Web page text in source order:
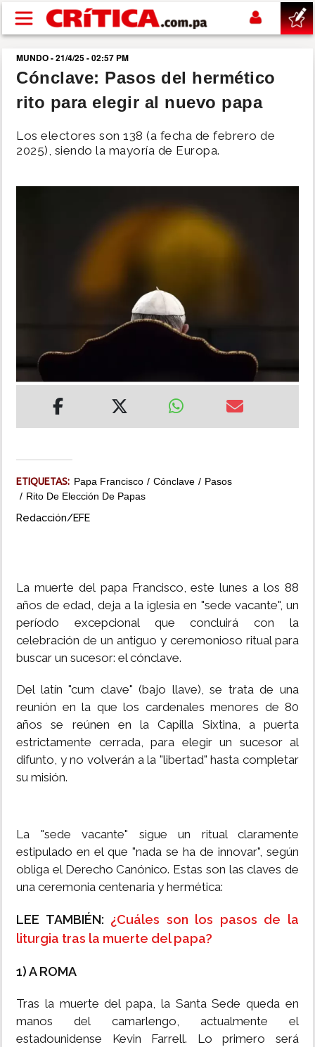
Pasar al contenido principal
buscar
SUCESOS
NACIONAL
MULTIMEDIA
MUNDO - 21/4/25 - 02:57 PM
Cónclave: Pasos del hermético
rito para elegir al nuevo papa
Los electores son 138 (a fecha de febrero de
2025), siendo la mayoría de Europa.
ETIQUETAS: Papa Francisco Cónclave
Pasos
Rito De Elección De Papas
Redacción/EFE
La muerte del papa Francisco, este lunes a los 88
años de edad, deja a la iglesia en "sede vacante", un
período excepcional que concluirá con la
celebración de un antiguo y ceremonioso ritual para
buscar un sucesor: el cónclave.
Del latín "cum clave" (bajo llave), se trata de una
reunión en la que los cardenales menores de 80
años se reúnen en la Capilla Sixtina, a puerta
estrictamente cerrada, para elegir un sucesor al
difunto, y no volverán a la "libertad" hasta completar
su misión.
La "sede vacante" sigue un ritual claramente
estipulado en el que "nada se ha de innovar", según
obliga el Derecho Canónico. Estas son las claves de
una ceremonia centenaria y hermética:
LEE TAMBIÉN: ¿Cuáles son los pasos de la
liturgia tras la muerte del papa?
1) A ROMA
Tras la muerte del papa, la Santa Sede queda en
manos del camarlengo, actualmente el
estadounidense Kevin Farrell. Lo primero será